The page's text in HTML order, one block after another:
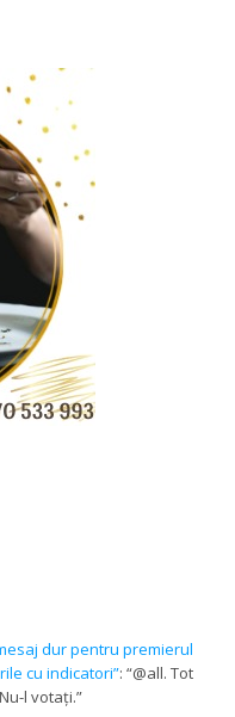
dur pentru premierul
cu indicatori”: “@all. Tot
l votați.”